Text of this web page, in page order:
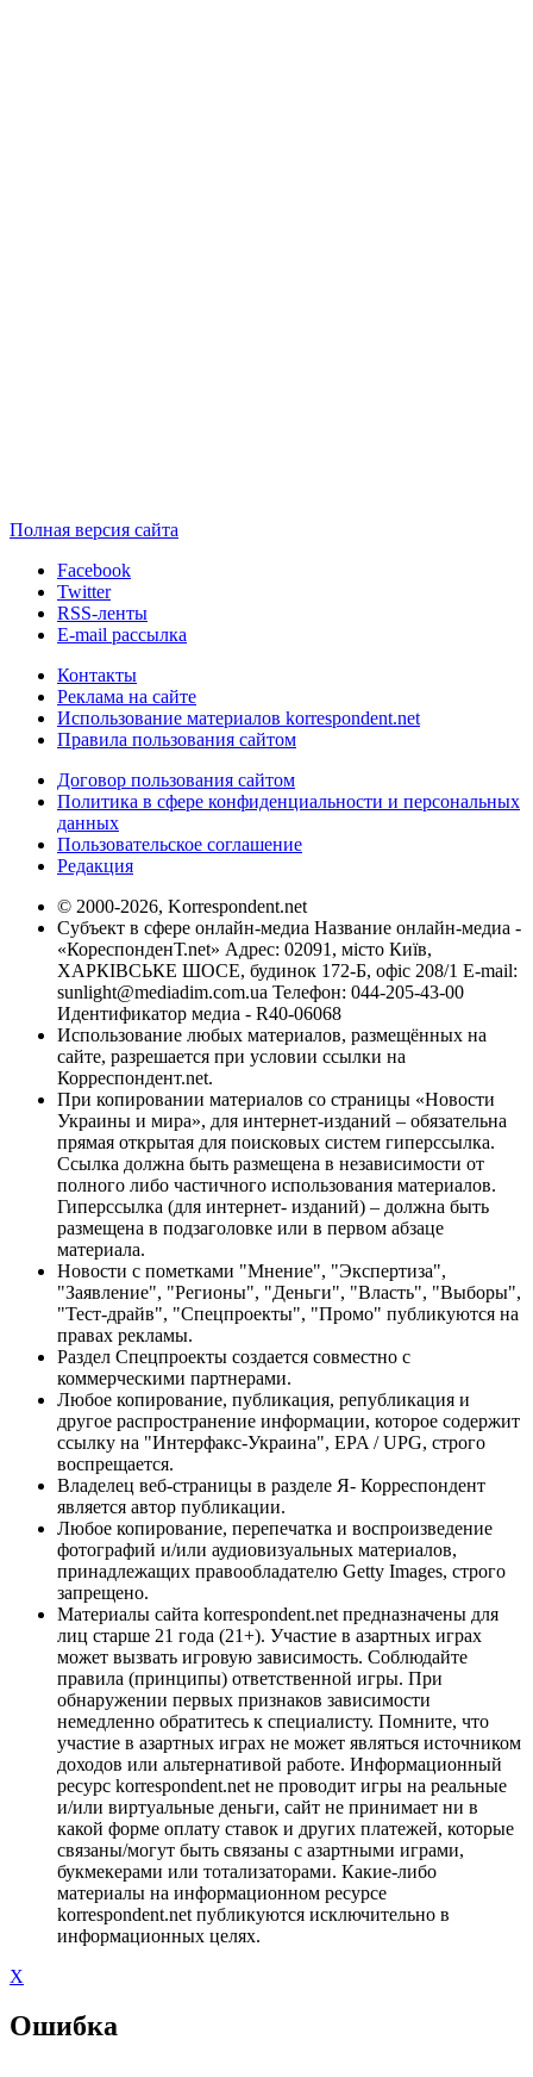
Полная версия сайта
Facebook
Twitter
RSS-ленты
E-mail рассылка
Контакты
Реклама на сайте
Использование материалов korrespondent.net
Правила пользования сайтом
Договор пользования сайтом
Политика в сфере конфиденциальности и персональных
данных
Пользовательское соглашение
Редакция
© 2000-2026, Korrespondent.net
Субъект в сфере онлайн-медиа Название онлайн-медиа -
«КореспонденТ.net» Адрес: 02091, місто Київ,
ХАРКІВСЬКЕ ШОСЕ, будинок 172-Б, офіс 208/1 E-mail:
sunlight@mediadim.com.ua Телефон: 044-205-43-00
Идентификатор медиа - R40-06068
Использование любых материалов, размещённых на
сайте, разрешается при условии ссылки на
Корреспондент.net.
При копировании материалов со страницы «Новости
Украины и мира», для интернет-изданий – обязательна
прямая открытая для поисковых систем гиперссылка.
Ссылка должна быть размещена в независимости от
полного либо частичного использования материалов.
Гиперссылка (для интернет- изданий) – должна быть
размещена в подзаголовке или в первом абзаце
материала.
Новости с пометками "Мнение", "Экспертиза",
"Заявление", "Регионы", "Деньги", "Власть", "Выборы",
"Тест-драйв", "Спецпроекты", "Промо" публикуются на
правах рекламы.
Раздел Спецпроекты создается совместно с
коммерческими партнерами.
Любое копирование, публикация, републикация и
другое распространение информации, которое содержит
ссылку на "Интерфакс-Украина", EPA / UPG, строго
воспрещается.
Владелец веб-страницы в разделе Я- Корреспондент
является автор публикации.
Любое копирование, перепечатка и воспроизведение
фотографий и/или аудиовизуальных материалов,
принадлежащих правообладателю Getty Images, строго
запрещено.
Материалы сайта korrespondent.net предназначены для
лиц старше 21 года (21+). Участие в азартных играх
может вызвать игровую зависимость. Соблюдайте
правила (принципы) ответственной игры. При
обнаружении первых признаков зависимости
немедленно обратитесь к специалисту. Помните, что
участие в азартных играх не может являться источником
доходов или альтернативой работе. Информационный
ресурс korrespondent.net не проводит игры на реальные
и/или виртуальные деньги, сайт не принимает ни в
какой форме оплату ставок и других платежей, которые
связаны/могут быть связаны с азартными играми,
букмекерами или тотализаторами. Какие-либо
материалы на информационном ресурсе
korrespondent.net публикуются исключительно в
информационных целях.
X
Ошибка